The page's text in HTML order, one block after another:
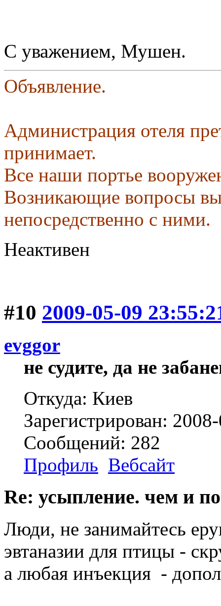
С уважением, Мушен.
Объявление.
Администрация отеля
принимает.
Все наши портье
Возникающие вопросы
непосредственно с ними.
Неактивен
#10 2009-05-09
evggor
не судите, да не
Откуда: Киев
Зарегистрирован:
Сообщений: 282
Профиль Вебсайт
Re: усыпление. чем и
Люди, не занимайтесь
эвтаназии для птицы -
а любая инъекция -